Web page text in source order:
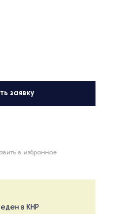
заявку
в избранное
в КНР